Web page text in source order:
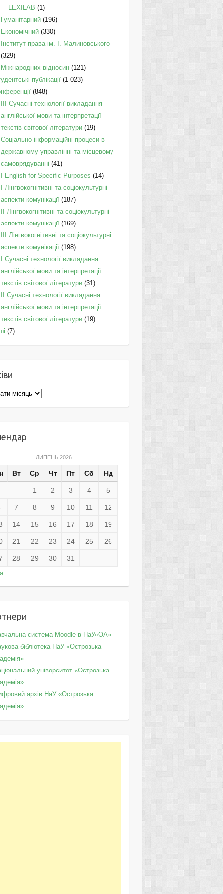
LEXILAB (1)
Гуманітарний(196)
Економічний(330)
Інститут права ім. І. Малиновського
(329)
Міжнародних відносин(121)
публікації(1 023)
(848)
III Сучасні технології викладання
англійської мови та інтерпретації
текстів світової літератури(19)
Соціально-інформаційні процеси в
державному управлінні та місцевому
самоврядуванні (41)
І English for Specific Purposes (14)
I Лінгвокогнітивні та соціокультурні
аспекти комунікації(187)
IІ Лінгвокогнітивні та соціокультурні
аспекти комунікації(169)
IІI Лінгвокогнітивні та соціокультурні
аспекти комунікації(198)
I Cучасні технології викладання
англійської мови та інтерпретації
текстів світової літератури(31)
II Cучасні технології викладання
англійської мови та інтерпретації
текстів світової літератури(19)
(7)
ЛИПЕНЬ 2026
Вт Ср Чт Пт Сб Нд
1 2 3 4 5
7 8 9 10 11 12
14 15 16 17 18 19
21 22 23 24 25 26
28 29 30
31
система Moodle в НаУ«ОА»
бібліотека НаУ «Острозька
університет «Острозька
архів НаУ «Острозька